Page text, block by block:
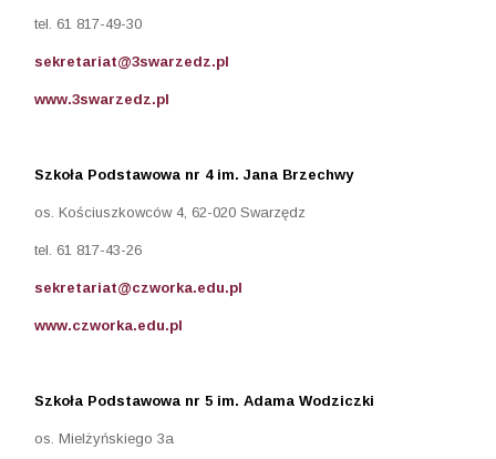
tel. 61 817-49-30
sekretariat@3swarzedz.pl
www.3swarzedz.pl
Szkoła Podstawowa nr 4 im. Jana Brzechwy
os. Kościuszkowców 4, 62-020 Swarzędz
tel. 61 817-43-26
sekretariat@czworka.edu.pl
www.czworka.edu.pl
Szkoła Podstawowa nr 5 im. Adama Wodziczki
os. Mielżyńskiego 3a